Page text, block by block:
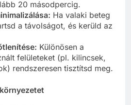
20 másodpercig.
Ha valaki beteg
a távolságot, és kerüld az
Különösen a
felületeket (pl. kilincsek,
rendszeresen tisztítsd meg.